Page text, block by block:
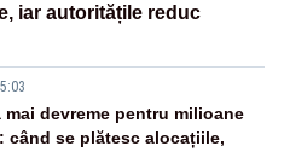
iar autoritățile reduc
mai devreme pentru milioane
când se plătesc alocațiile,